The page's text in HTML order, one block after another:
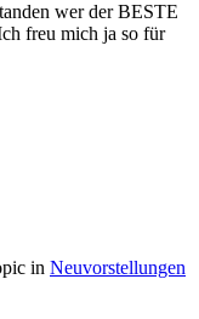
wer der BESTE
freu mich ja so für
in Neuvorstellungen